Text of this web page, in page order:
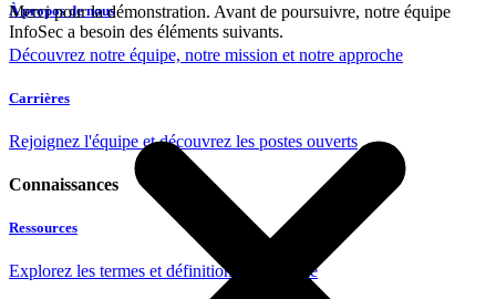
À propos de nous
Découvrez notre équipe, notre mission et notre approche
Carrières
Rejoignez l'équipe et découvrez les postes ouverts
Connaissances
Ressources
Explorez les termes et définitions de sécurité
Merci pour la démonstration. Avant de poursuivre, notre équipe
InfoSec a besoin des éléments suivants.